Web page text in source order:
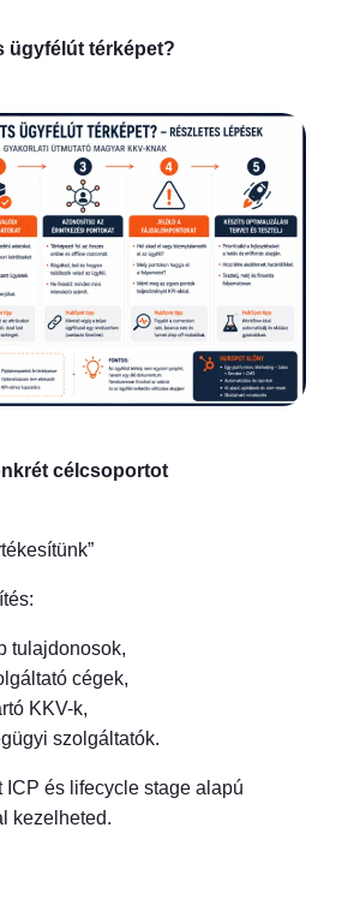
ügyfélút térképet?
célcsoportot
tulajdonosok,
cégek,
KKV-k,
szolgáltatók.
ICP és lifecycle stage alapú
kezelheted.